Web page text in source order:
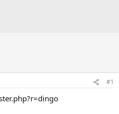
#1